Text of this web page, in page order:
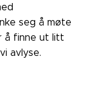
seg å møte
å finne ut litt
avlyse.